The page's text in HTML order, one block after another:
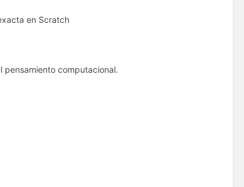
en Scratch
pensamiento computacional.